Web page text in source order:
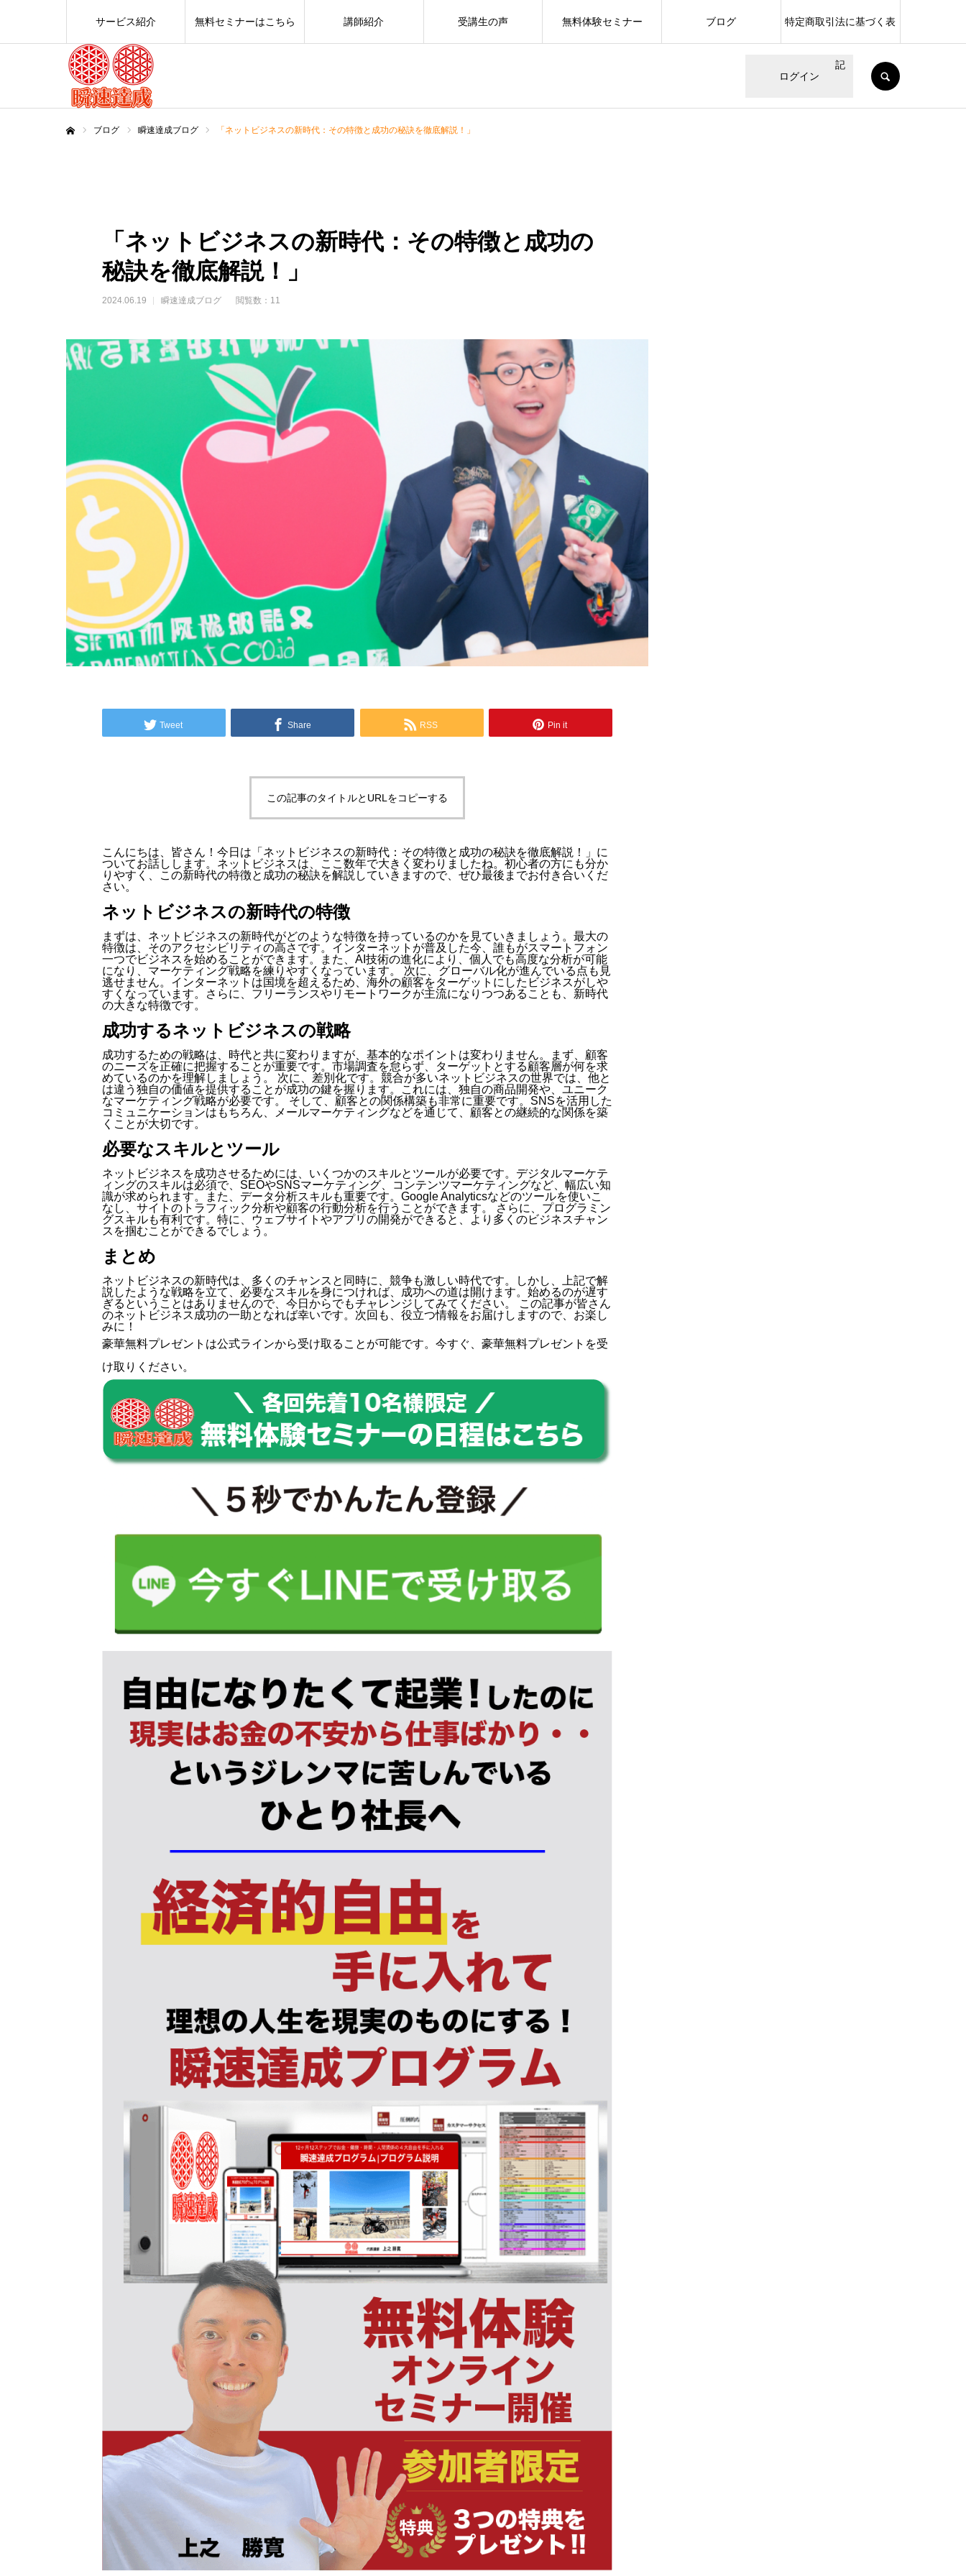
ログイン
サービス紹介 無料セミナーはこちら 講師紹介 受講生の声 無料体験セミナー ブログ 特定商取引法に基づく表
記
ブログ 瞬速達成ブログ 「ネットビジネスの新時代：その特徴と成功の秘訣を徹底解説！」
「ネットビジネスの新時代：その特徴と成功の
秘訣を徹底解説！」
2024.06.19 瞬速達成ブログ 閲覧数：11
Tweet Share RSS Pin it
この記事のタイトルとURLをコピーする
こんにちは、皆さん！今日は「ネットビジネスの新時代：その特徴と成功の秘訣を徹底解説！」に
ついてお話しします。ネットビジネスは、ここ数年で大きく変わりましたね。初心者の方にも分か
りやすく、この新時代の特徴と成功の秘訣を解説していきますので、ぜひ最後までお付き合いくだ
さい。
ネットビジネスの新時代の特徴
まずは、ネットビジネスの新時代がどのような特徴を持っているのかを見ていきましょう。最大の
特徴は、そのアクセシビリティの高さです。インターネットが普及した今、誰もがスマートフォン
一つでビジネスを始めることができます。また、AI技術の進化により、個人でも高度な分析が可能
になり、マーケティング戦略を練りやすくなっています。 次に、グローバル化が進んでいる点も見
逃せません。インターネットは国境を超えるため、海外の顧客をターゲットにしたビジネスがしや
すくなっています。さらに、フリーランスやリモートワークが主流になりつつあることも、新時代
の大きな特徴です。
成功するネットビジネスの戦略
成功するための戦略は、時代と共に変わりますが、基本的なポイントは変わりません。まず、顧客
のニーズを正確に把握することが重要です。市場調査を怠らず、ターゲットとする顧客層が何を求
めているのかを理解しましょう。 次に、差別化です。競合が多いネットビジネスの世界では、他と
は違う独自の価値を提供することが成功の鍵を握ります。これには、独自の商品開発や、ユニーク
なマーケティング戦略が必要です。 そして、顧客との関係構築も非常に重要です。SNSを活用した
コミュニケーションはもちろん、メールマーケティングなどを通じて、顧客との継続的な関係を築
くことが大切です。
必要なスキルとツール
ネットビジネスを成功させるためには、いくつかのスキルとツールが必要です。デジタルマーケテ
ィングのスキルは必須で、SEOやSNSマーケティング、コンテンツマーケティングなど、幅広い知
識が求められます。また、データ分析スキルも重要です。Google Analyticsなどのツールを使いこ
なし、サイトのトラフィック分析や顧客の行動分析を行うことができます。 さらに、プログラミン
グスキルも有利です。特に、ウェブサイトやアプリの開発ができると、より多くのビジネスチャン
スを掴むことができるでしょう。
まとめ
ネットビジネスの新時代は、多くのチャンスと同時に、競争も激しい時代です。しかし、上記で解
説したような戦略を立て、必要なスキルを身につければ、成功への道は開けます。始めるのが遅す
ぎるということはありませんので、今日からでもチャレンジしてみてください。 この記事が皆さん
のネットビジネス成功の一助となれば幸いです。次回も、役立つ情報をお届けしますので、お楽し
みに！
豪華無料プレゼントは公式ラインから受け取ることが可能です。今すぐ、豪華無料プレゼントを受
け取りください。